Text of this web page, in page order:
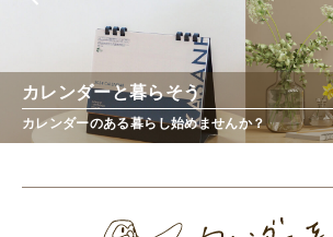
カレンダーと暮らそう
カレンダーのある暮らし始めませんか？
坂井ほや丸シリーズ
坂井市らしさ、かがやく。公式キャラクター
メロウあにまる
「ほんわかした気持ち」になれる文具・雑貨シリ
かよくらふと
ほんのひととき気持ちがゆるむような、楽しくな
studio mars
越前和紙の質感を残した彩り豊かなアクセサリー
木のぬくもりクラフトメモ
ナチュラルなお部屋に優しく馴染む木製卓上カレ
色彩暦（二十四節気入）
一年を色彩豊かに彩る二十四節気入りカレンダー
シンプル文字月表
サイズもデザインも、暮らしにちょうどいい
ハーモニーカラーデスク
“襲（かさね）の色目”が暮らしのアクセント